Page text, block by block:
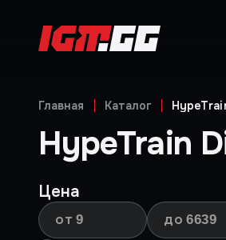
Главная Каталог
HypeTrain
Цена
от до